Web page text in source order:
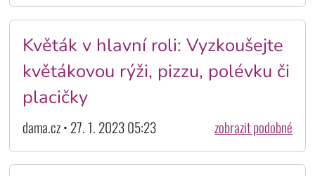
Květák v hlavní roli: Vyzkoušejte
květákovou rýži, pizzu, polévku či
placičky
dama.cz • 27. 1. 2023 05:23 zobrazit podobné